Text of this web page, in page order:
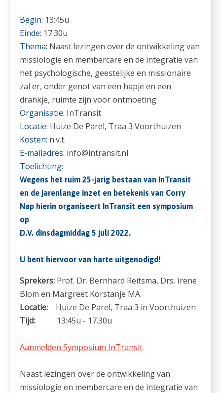
Begin: 13:45u
Einde: 17:30u
Thema: Naast lezingen over de ontwikkeling van
missiologie en membercare en de integratie van
het psychologische, geestelijke en missionaire
zal er, onder genot van een hapje en een
drankje, ruimte zijn voor ontmoeting.
Organisatie: InTransit
Locatie: Huize De Parel, Traa 3 Voorthuizen
Kosten: n.v.t.
E-mailadres: info@intransit.nl
Toelichting:
Wegens het ruim 25-jarig bestaan van InTransit
en de jarenlange inzet en betekenis van Corry
Nap hierin organiseert InTransit een symposium
op
D.V. dinsdagmiddag 5 juli 2022.
U bent hiervoor van harte uitgenodigd!
Sprekers: Prof. Dr. Bernhard Reitsma, Drs. Irene
Blom en Margreet Korstanje MA.
Locatie:
Huize De Parel, Traa 3 in Voorthuizen
Tijd:
13:45u - 17.30u
Aanmelden Symposium InTransit
Naast lezingen over de ontwikkeling van
missiologie en membercare en de integratie van